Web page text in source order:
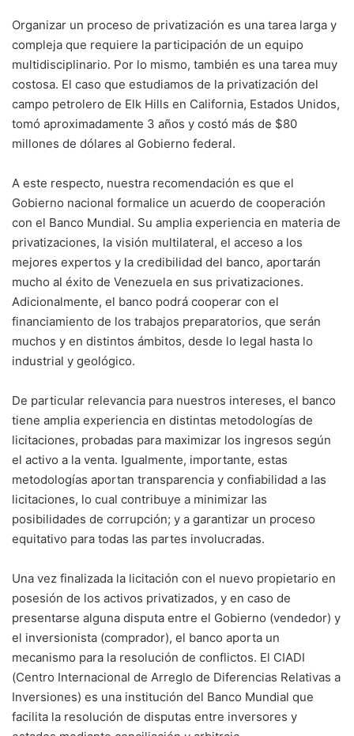
Organizar un proceso de privatización es una tarea larga y
compleja que requiere la participación de un equipo
multidisciplinario. Por lo mismo, también es una tarea muy
costosa. El caso que estudiamos de la privatización del
campo petrolero de Elk Hills en California, Estados Unidos,
tomó aproximadamente 3 años y costó más de $80
millones de dólares al Gobierno federal.
A este respecto, nuestra recomendación es que el
Gobierno nacional formalice un acuerdo de cooperación
con el Banco Mundial. Su amplia experiencia en materia de
privatizaciones, la visión multilateral, el acceso a los
mejores expertos y la credibilidad del banco, aportarán
mucho al éxito de Venezuela en sus privatizaciones.
Adicionalmente, el banco podrá cooperar con el
financiamiento de los trabajos preparatorios, que serán
muchos y en distintos ámbitos, desde lo legal hasta lo
industrial y geológico.
De particular relevancia para nuestros intereses, el banco
tiene amplia experiencia en distintas metodologías de
licitaciones, probadas para maximizar los ingresos según
el activo a la venta. Igualmente, importante, estas
metodologías aportan transparencia y confiabilidad a las
licitaciones, lo cual contribuye a minimizar las
posibilidades de corrupción; y a garantizar un proceso
equitativo para todas las partes involucradas.
Una vez finalizada la licitación con el nuevo propietario en
posesión de los activos privatizados, y en caso de
presentarse alguna disputa entre el Gobierno (vendedor) y
el inversionista (comprador), el banco aporta un
mecanismo para la resolución de conflictos. El CIADI
(Centro Internacional de Arreglo de Diferencias Relativas a
Inversiones) es una institución del Banco Mundial que
facilita la resolución de disputas entre inversores y